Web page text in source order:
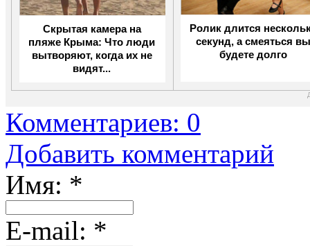
Скрытая камера на
пляже Крыма: Что люди
вытворяют, когда их не
видят...
Ролик длится
секунд, а смеяться
будете долго
Комментариев: 0
Добавить комментарий
Имя: *
Е-mail: *